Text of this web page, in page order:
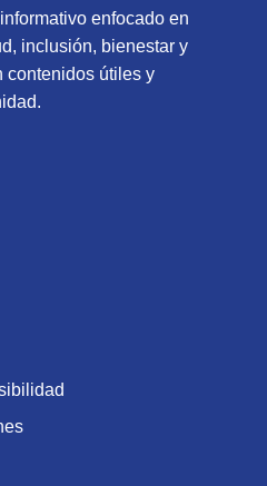
enfocado en
inclusión, bienestar y
contenidos útiles y